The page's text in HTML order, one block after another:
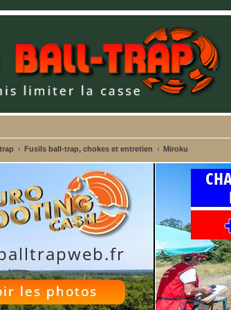
Fusils ball-trap, chokes et entretien Miroku